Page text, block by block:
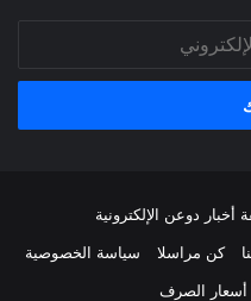
دوعن الإلكترونية
كن مراسلا
سياسة الخصوصية
أسعار الصرف